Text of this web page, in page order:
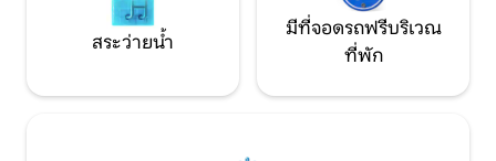
สระว่ายน้ำ
มีที่จอดรถฟรีบริเวณ
ที่พัก